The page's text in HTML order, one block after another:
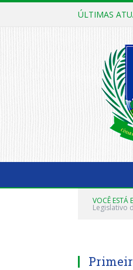
ÚLTIMAS
VOCÊ ESTÁ
Legislativo